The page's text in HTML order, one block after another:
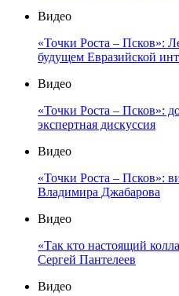
Видео
«Точки Роста – Псков»:
будущем Евразийской
Видео
«Точки Роста – Псков»:
экспертная дискуссия
Видео
«Точки Роста – Псков»:
Владимира Джабарова
Видео
«Так кто настоящий
Сергей Пантелеев
Видео